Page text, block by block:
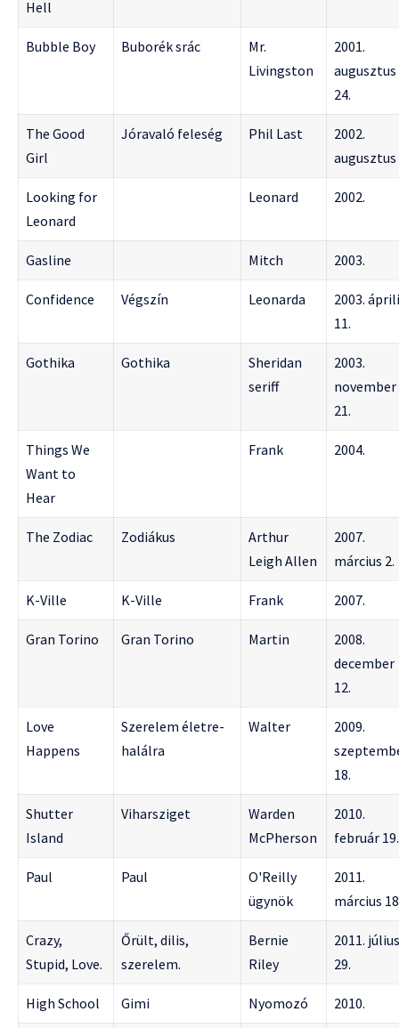
Hell
Bubble Boy Buborék srác
Mr.
Livingston
2001.
augusztus
24.
The Good
Girl
Jóravaló feleség Phil Last
2002.
augusztus
Looking for
Leonard
Leonard 2002.
Gasline Mitch 2003.
Confidence Végszín Leonarda
2003.
11.
Gothika Gothika
Sheridan
seriff
2003.
november
21.
Things We
Want to
Hear
Frank 2004.
The Zodiac Zodiákus
Arthur
Leigh Allen
2007.
március 2.
K-Ville K-Ville Frank 2007.
Gran Torino Gran Torino Martin
2008.
december
12.
Love
Happens
Szerelem életre-
halálra
Walter
2009.
18.
Shutter
Island
Viharsziget
Warden
McPherson
2010.
február 19.
Paul Paul
O'Reilly
ügynök
2011.
március
Crazy,
Stupid, Love.
Őrült, dilis,
szerelem.
Bernie
Riley
2011. július
29.
High School Gimi Nyomozó 2010.